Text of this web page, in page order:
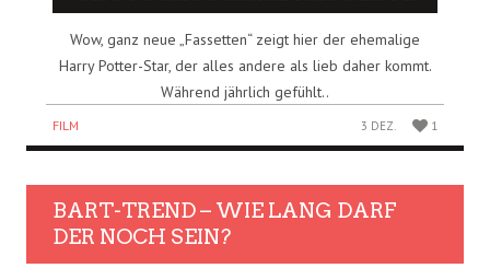
Wow, ganz neue „Fassetten“ zeigt hier der ehemalige
Harry Potter-Star, der alles andere als lieb daher kommt.
Während jährlich gefühlt..
FILM 3 DEZ. 1
BART-TREND – WIE LANG DARF
DER NOCH SEIN?